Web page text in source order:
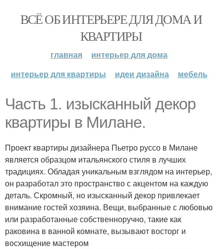
ВСЁ ОБ ИНТЕРЬЕРЕ ДЛЯ ДОМА И
КВАРТИРЫ
главная
интерьер для дома
интерьер для квартиры
идеи дизайна мебель
Часть 1. изысканный декор
квартиры в Милане.
Проект квартиры дизайнера Пьетро руссо в Милане
является образцом итальянского стиля в лучших
традициях. Обладая уникальным взглядом на интерьер,
он разработал это пространство с акцентом на каждую
деталь. Скромный, но изысканный декор привлекает
внимание гостей хозяина. Вещи, выбранные с любовью
или разработанные собственноручно, такие как
раковина в ванной комнате, вызывают восторг и
восхищение мастером